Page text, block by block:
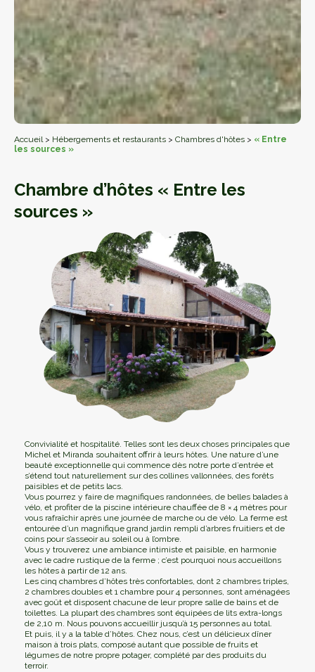
Accueil> Hébergements et restaurants > Chambres d'hôtes > « Entre
les sources »
Chambre d’hôtes « Entre les
sources »
Convivialité et hospitalité. Telles sont les deux choses principales que
Michel et Miranda souhaitent offrir à leurs hôtes. Une nature d’une
beauté exceptionnelle qui commence dès notre porte d’entrée et
s’étend tout naturellement sur des collines vallonnées, des forêts
paisibles et de petits lacs.
Vous pourrez y faire de magnifiques randonnées, de belles balades à
vélo, et profiter de la piscine intérieure chauffée de 8 × 4 mètres pour
vous rafraîchir après une journée de marche ou de vélo. La ferme est
entourée d’un magnifique grand jardin rempli d’arbres fruitiers et de
coins pour s’asseoir au soleil ou à l’ombre.
Vous y trouverez une ambiance intimiste et paisible, en harmonie
avec le cadre rustique de la ferme ; c’est pourquoi nous accueillons
les hôtes à partir de 12 ans.
Les cinq chambres d’hôtes très confortables, dont 2 chambres triples,
2 chambres doubles et 1 chambre pour 4 personnes, sont aménagées
avec goût et disposent chacune de leur propre salle de bains et de
toilettes. La plupart des chambres sont équipées de lits extra-longs
de 2,10 m. Nous pouvons accueillir jusqu’à 15 personnes au total.
Et puis, il y a la table d’hôtes. Chez nous, c’est un délicieux dîner
maison à trois plats, composé autant que possible de fruits et
légumes de notre propre potager, complété par des produits du
terroir.